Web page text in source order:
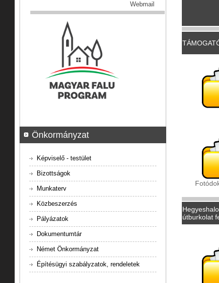
útburkolat
Webmail
Önkormányzat
Képviselő - testület
Bizottságok
Munkaterv
Közbeszerzés
Pályázatok
Dokumentumtár
Német Önkormányzat
Építésügyi szabályzatok, rendeletek